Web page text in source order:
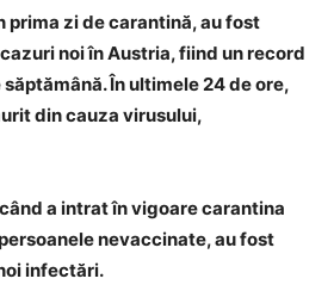
prima zi de carantină, au fost
noi în Austria, fiind un record
În ultimele 24 de ore,
din cauza virusului,
a intrat în vigoare carantina
nevaccinate, au fost
infectări.